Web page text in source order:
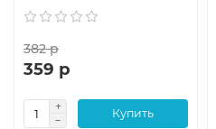
382 р
359 р
Купить